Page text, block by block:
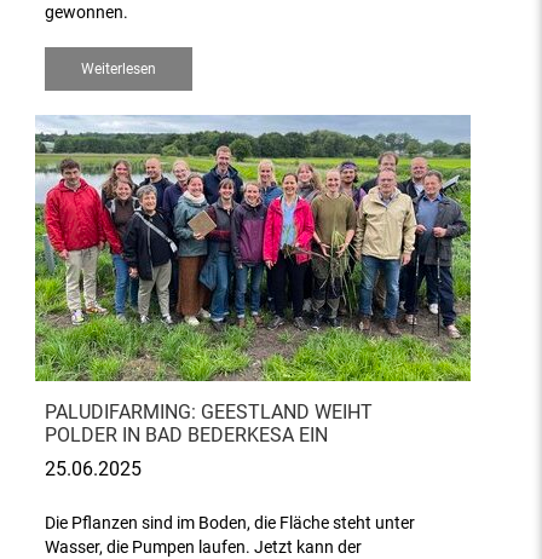
gewonnen.
Weiterlesen
PALUDIFARMING: GEESTLAND WEIHT
POLDER IN BAD BEDERKESA EIN
25.06.2025
Die Pflanzen sind im Boden, die Fläche steht unter
Wasser, die Pumpen laufen. Jetzt kann der